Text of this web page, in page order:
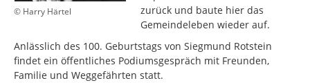
© Harry Härtel
zurück und baute hier das
Gemeindeleben wieder auf.
Anlässlich des 100. Geburtstags von Siegmund Rotstein
findet ein öffentliches Podiumsgespräch mit Freunden,
Familie und Weggefährten statt.